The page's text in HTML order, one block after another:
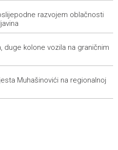
2026. godine (subota)
than 40 hectares in Grude,
the ground
sutra sastanak s
razvojem oblačnosti
duge kolone vozila na graničnim
Muhašinovići na regionalnoj